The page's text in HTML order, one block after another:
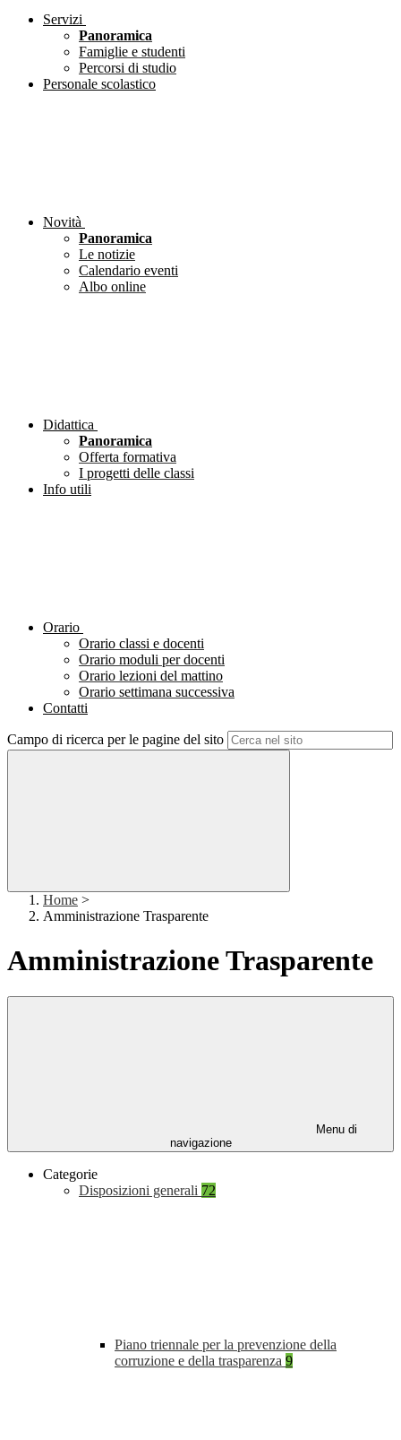
Servizi
Panoramica
Famiglie e studenti
Percorsi di studio
Personale scolastico
Novità
Panoramica
Le notizie
Calendario eventi
Albo online
Didattica
Panoramica
Offerta formativa
I progetti delle classi
Info utili
Orario
Orario classi e docenti
Orario moduli per docenti
Orario lezioni del mattino
Orario settimana successiva
Contatti
Campo di ricerca per le pagine del sito
Home >
Amministrazione Trasparente
Amministrazione Trasparente
Menu di
navigazione
Categorie
Disposizioni generali 72
Piano triennale per la prevenzione della
corruzione e della trasparenza 9